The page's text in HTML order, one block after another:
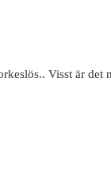
Visst är